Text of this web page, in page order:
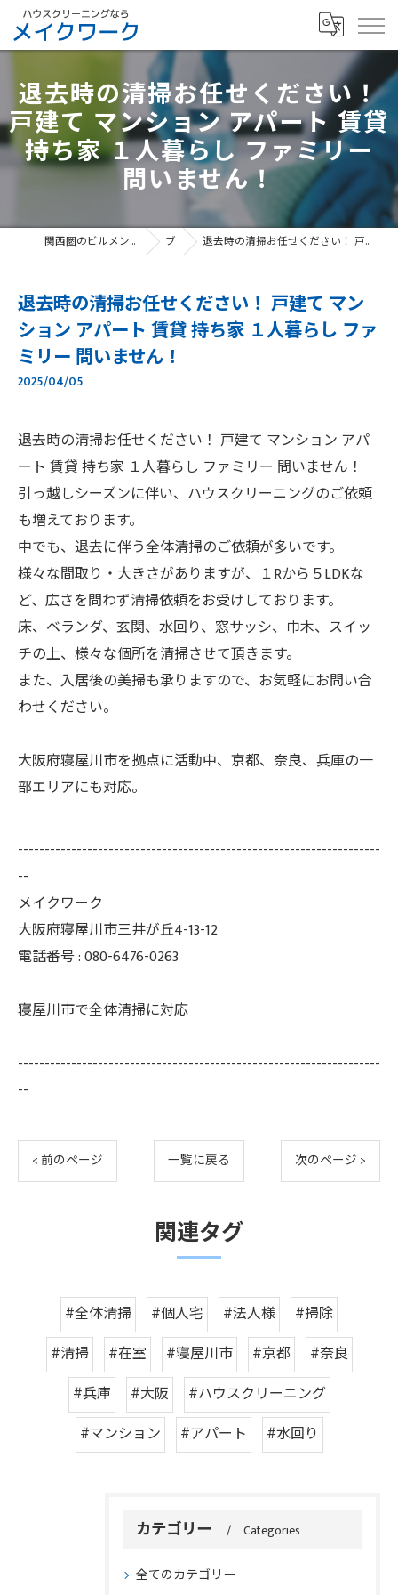
退去時の清掃お任せください！
戸建て マンション アパート 賃貸
持ち家 １人暮らし ファミリー
問いません！
関西圏のビルメンテナンスなら、寝屋川市のメイクワーク ブログ 退去時の清掃お任せください！ 戸建て マンション アパート 賃貸 持ち家 １人暮らし ファミリー 問いません！
退去時の清掃お任せください！ 戸建て マン
ション アパート 賃貸 持ち家 １人暮らし ファ
ミリー 問いません！
2025/04/05
退去時の清掃お任せください！ 戸建て マンション アパ
ート 賃貸 持ち家 １人暮らし ファミリー 問いません！
引っ越しシーズンに伴い、ハウスクリーニングのご依頼
も増えております。
中でも、退去に伴う全体清掃のご依頼が多いです。
様々な間取り・大きさがありますが、１Rから５LDKな
ど、広さを問わず清掃依頼をお受けしております。
床、ベランダ、玄関、水回り、窓サッシ、巾木、スイッ
チの上、様々な個所を清掃させて頂きます。
また、入居後の美掃も承りますので、お気軽にお問い合
わせください。
大阪府寝屋川市を拠点に活動中、京都、奈良、兵庫の一
部エリアにも対応。
--------------------------------------------------------------------
--
メイクワーク
大阪府寝屋川市三井が丘4-13-12
電話番号 : 080-6476-0263
寝屋川市で全体清掃に対応
--------------------------------------------------------------------
--
< 前のページ 一覧に戻る 次のページ >
関連タグ
#全体清掃 #個人宅 #法人様
#掃除
#清掃
#在室 #寝屋川市 #京都
#奈良
#兵庫
#大阪
#ハウスクリーニング
#マンション
#アパート #水回り
カテゴリー Categories
全てのカテゴリー